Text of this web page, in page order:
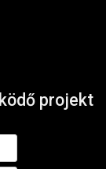
projekt